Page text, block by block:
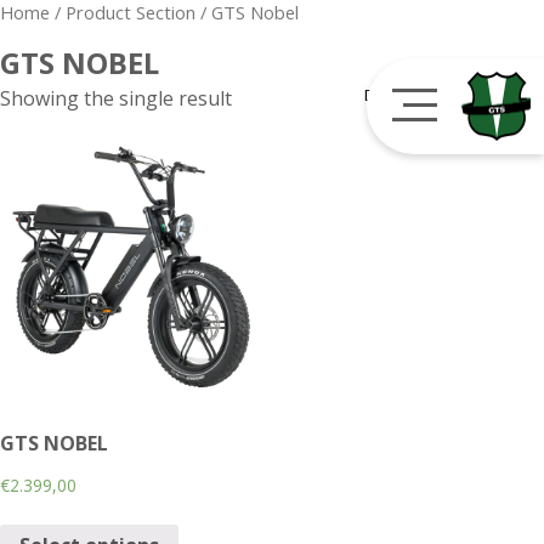
Home / Product Section / GTS Nobel
GTS NOBEL
Showing the single result
GTS NOBEL
€2.399,00